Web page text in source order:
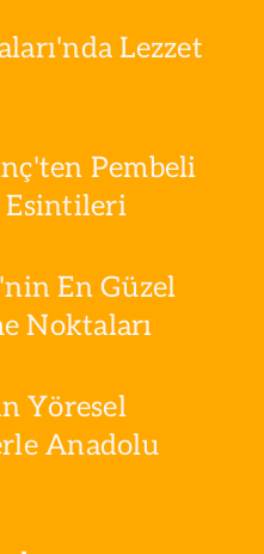
Lezzet
Pembeli
Esintileri
En Güzel
Noktaları
Yöresel
Anadolu